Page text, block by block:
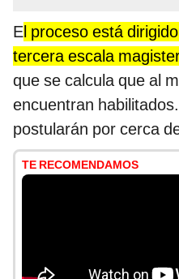
El proceso está
tercera escala
que se calcula que al
encuentran
postularán por cerca
TE RECOMENDAMOS